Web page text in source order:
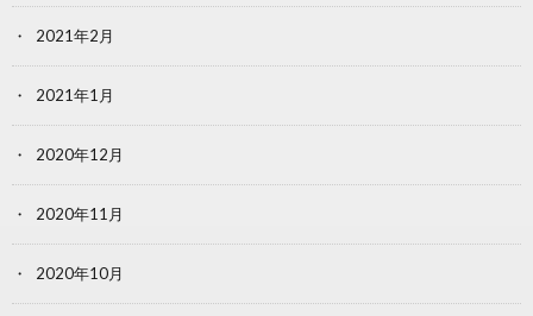
2021年2月
2021年1月
2020年12月
2020年11月
2020年10月